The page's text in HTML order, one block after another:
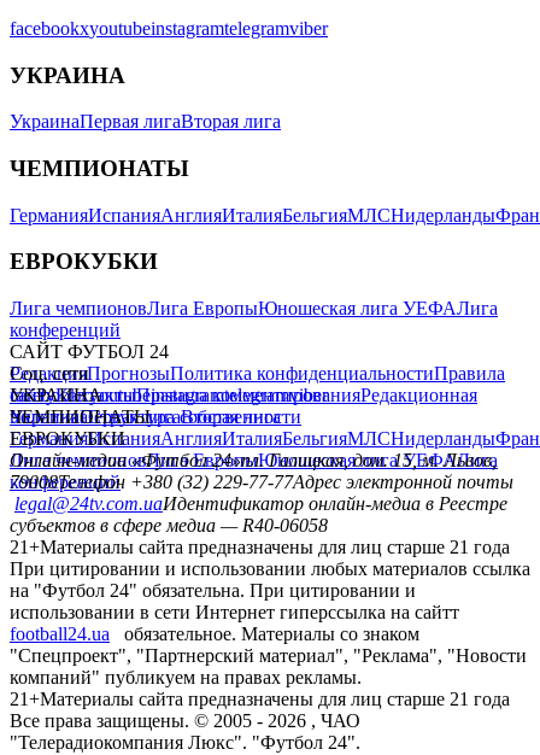
facebookxyoutubeinstagramtelegramviber
УКРАИНА
УкраинаПервая лигаВторая лига
ЧЕМПИОНАТЫ
ГерманияИспанияАнглияИталияБельгияМЛСНидерланды
ЕВРОКУБКИ
Лига чемпионовЛига ЕвропыЮношеская лига УЕФАЛига
конференций
САЙТ ФУТБОЛ 24
РедакцияПрогнозыПолитика конфиденциальностиПравила
сайтуКонтактыПравила комментированияРедакционная
политикаСтруктура собственности
Соц. сети
facebookxyoutubeinstagramtelegramviber
УКРАИНА
УкраинаПервая лигаВторая лига
ЧЕМПИОНАТЫ
ГерманияИспанияАнглияИталияБельгияМЛСНидерланды
ЕВРОКУБКИ
Лига чемпионовЛига ЕвропыЮношеская лига УЕФАЛига
конференций
Онлайн-медиа «Футбол 24»пл. Галицкая, дом. 15, м. Львов,
79008Телефон +380 (32) 229-77-77Адрес электронной почты
legal@24tv.com.uaИдентификатор онлайн-медиа в Реестре
субъектов в сфере медиа — R40-06058
21+Материалы сайта предназначены для лиц старше 21 года
При цитировании и использовании любых материалов ссылка
на "Футбол 24" обязательна. При цитировании и
использовании в сети Интернет гиперссылка на сайтт
football24.ua
обязательное. Материалы со знаком
"Спецпроект", "Партнерский материал", "Реклама", "Новости
компаний" публикуем на правах рекламы.
21+Материалы сайта предназначены для лиц старше 21 года
Все права защищены. © 2005 - 2026 , ЧАО
"Телерадиокомпания Люкс". "Футбол 24".